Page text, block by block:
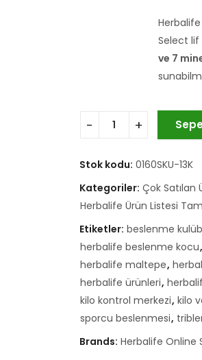
Herbalife
Select lif
ve 7
Stok kodu: 0160SKU-13K
Kategoriler: Çok Satılan
Herbalife Ürün Listesi
Etiketler: beslenme
herbalife beslenme kocu,
herbalife maltepe,
herbalife ürünleri,
kilo kontrol merkezi, kilo
sporcu beslenmesi,
Brands: Herbalife Online